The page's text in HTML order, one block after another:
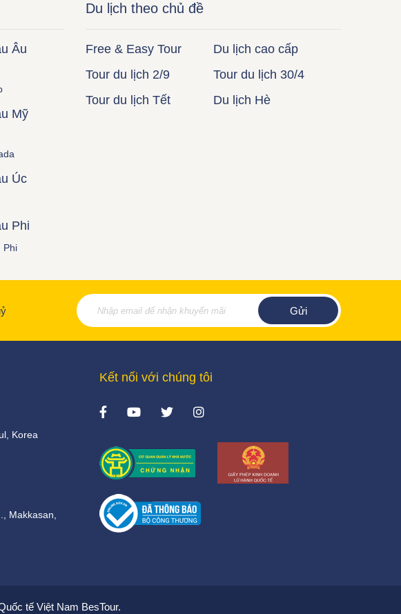
Âu
Mỹ
Úc
Phi
Phi
Du lịch theo chủ đề
Free & Easy Tour
Du lịch cao cấp
Tour du lịch 2/9
Tour du lịch 30/4
Tour du lịch Tết
Du lịch Hè
Korea
Makkasan,
Kết nối với chúng tôi
tế Việt Nam BesTour.